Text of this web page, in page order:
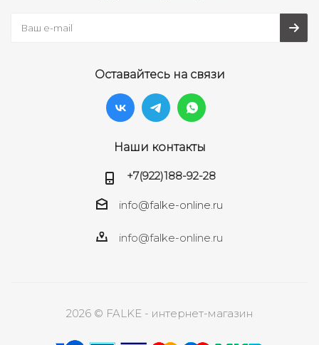
Оставайтесь на связи
Наши контакты
+7(922)188-92-28
info@falke-online.ru
info@falke-online.ru
2026 © FALKE - интернет-магазин